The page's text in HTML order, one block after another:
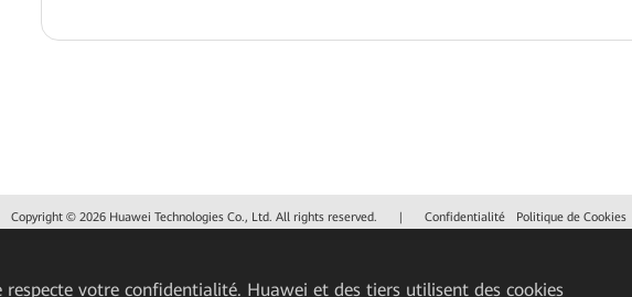
Copyright © 2026 Huawei Technologies Co., Ltd. All rights reserved. | Confidentialité Politique de Cookies
respecte votre confidentialité. Huawei et des tiers utilisent des cookies